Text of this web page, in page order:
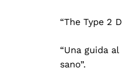
“The Type 2
“Una guida
sano”.